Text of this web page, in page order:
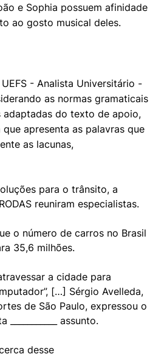
e Sophia possuem afinidade
ao gosto musical deles.
- Analista Universitário -
as normas gramaticais
adaptadas do texto de apoio,
apresenta as palavras que
as lacunas,
para o trânsito, a
reuniram especialistas.
o número de carros no Brasil
35,6 milhões.
a cidade para
[…] Sérgio Avelleda,
de São Paulo, expressou o
assunto.
desse